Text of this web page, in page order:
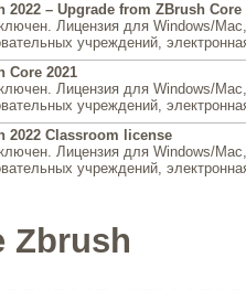
2022 – Upgrade from ZBrush Core
Лицензия для Windows/
учреждений,
Core 2021
Лицензия для Windows/
учреждений,
2022 Classroom license
Лицензия для Windows/
учреждений,
Zbrush